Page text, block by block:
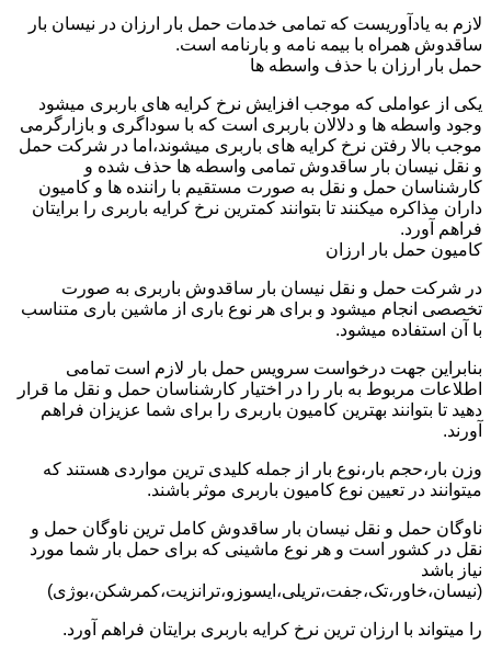
لازم به یادآوریست که تمامی خدمات حمل بار ارزان در نیسان بار
ساقدوش همراه با بیمه نامه و بارنامه است.
حمل بار ارزان با حذف واسطه ها
یکی از عواملی که موجب افزایش نرخ کرایه های باربری میشود
وجود واسطه ها و دلالان باربری است که با سوداگری و بازارگرمی
موجب بالا رفتن نرخ کرایه های باربری میشوند،اما در شرکت حمل
و نقل نیسان بار ساقدوش تمامی واسطه ها حذف شده و
کارشناسان حمل و نقل به صورت مستقیم با راننده ها و کامیون
داران مذاکره میکنند تا بتوانند کمترین نرخ کرایه باربری را برایتان
فراهم آورد.
کامیون حمل بار ارزان
در شرکت حمل و نقل نیسان بار ساقدوش باربری به صورت
تخصصی انجام میشود و برای هر نوع باری از ماشین باری متناسب
با آن استفاده میشود.
بنابراین جهت درخواست سرویس حمل بار لازم است تمامی
اطلاعات مربوط به بار را در اختیار کارشناسان حمل و نقل ما قرار
دهید تا بتوانند بهترین کامیون باربری را برای شما عزیزان فراهم
آورند.
وزن بار،حجم بار،نوع بار از جمله کلیدی ترین مواردی هستند که
میتوانند در تعیین نوع کامیون باربری موثر باشند.
ناوگان حمل و نقل نیسان بار ساقدوش کامل ترین ناوگان حمل و
نقل در کشور است و هر نوع ماشینی که برای حمل بار شما مورد
نیاز باشد
(نیسان،خاور،تک،جفت،تریلی،ایسوزو،ترانزیت،کمرشکن،بوژی)
را میتواند با ارزان ترین نرخ کرایه باربری برایتان فراهم آورد.